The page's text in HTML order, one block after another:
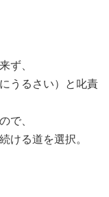
ず、
うるさい）と叱責
で、
ける道を選択。